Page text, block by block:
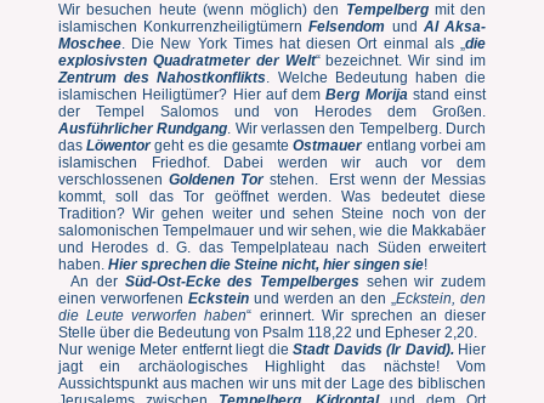
Wir besuchen heute (wenn möglich) den Tempelbergmit den
islamischen KonkurrenzheiligtümernFelsendom und Al Aksa-
Moschee. Die New York Times hat diesen Ort einmal als „die
explosivsten Quadratmeter der Welt“ bezeichnet. Wir sind im
Zentrum des Nahostkonflikts. Welche Bedeutung haben die
islamischen Heiligtümer? Hier auf demBerg Morija stand einst
der Tempel Salomos und von Herodes dem Großen.
Ausführlicher Rundgang. Wir verlassen den Tempelberg. Durch
dasLöwentorgeht es die gesamteOstmauerentlang vorbei am
islamischen Friedhof. Dabei werden wir auch vor dem
verschlossenen Goldenen Torstehen. Erst wenn der Messias
kommt, soll das Tor geöffnet werden. Was bedeutet diese
Tradition? Wir gehen weiter und sehen Steine noch von der
salomonischen Tempelmauer und wir sehen, wie die Makkabäer
und Herodes d. G. das Tempelplateau nach Süden erweitert
haben. Hier sprechen die Steine nicht, hier singen sie!
An der Süd-Ost-Ecke des Tempelberges sehen wir zudem
einen verworfenen Eckstein und werden an den „Eckstein, den
die Leute verworfen haben“ erinnert. Wir sprechen an dieser
Stelle über die Bedeutung von Psalm 118,22 und Epheser 2,20.
Nur wenige Meter entfernt liegt die Stadt Davids (Ir David). Hier
jagt ein archäologisches Highlight das nächste! Vom
Aussichtspunkt aus machen wir uns mit der Lage des biblischen